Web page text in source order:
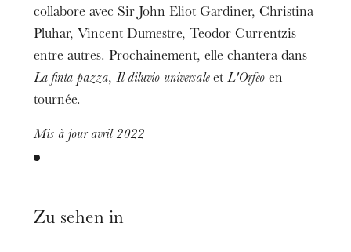
collabore avec Sir John Eliot Gardiner, Christina
Pluhar, Vincent Dumestre, Teodor Currentzis
entre autres. Prochainement, elle chantera dans
La finta pazza,Il diluvio universaleetL'Orfeo en
tournée.
Mis à jour avril 2022
Zu sehen in